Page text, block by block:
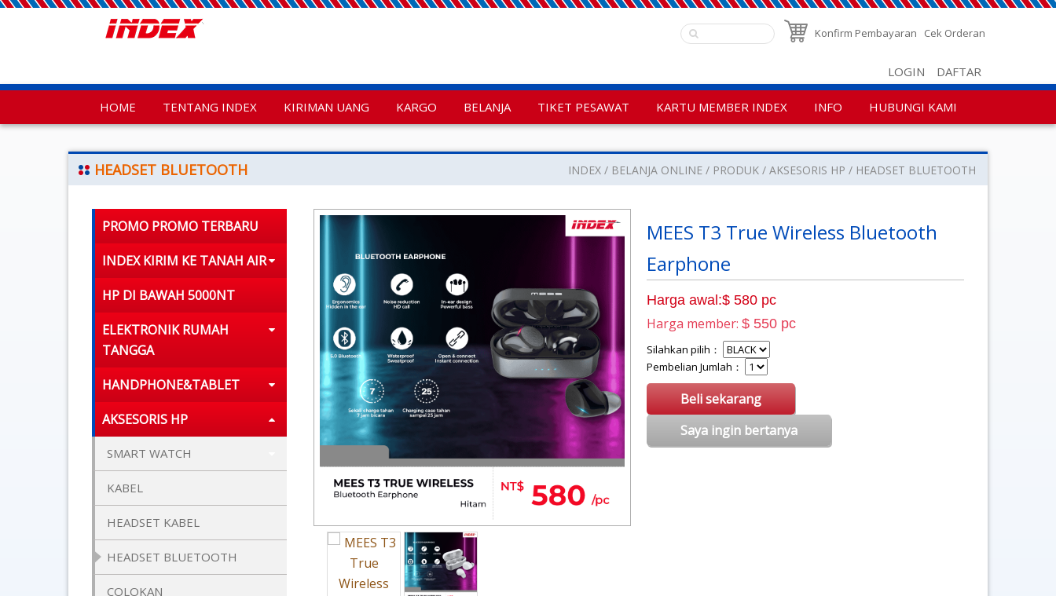
Konfirm Pembayaran Cek Orderan
LOGIN DAFTAR
HOME TENTANG INDEX KIRIMAN UANG KARGO BELANJA TIKET PESAWAT KARTU MEMBER INDEX INFO HUBUNGI KAMI
HEADSET BLUETOOTH INDEX BELANJA ONLINE PRODUK AKSESORIS HP HEADSET BLUETOOTH
PROMO PROMO TERBARU
INDEX KIRIM KE TANAH AIR
HP DI BAWAH 5000NT
ELEKTRONIK RUMAH
TANGGA
HANDPHONE&TABLET
AKSESORIS HP
SMART WATCH
KABEL
HEADSET KABEL
HEADSET BLUETOOTH
COLOKAN
MEES T3 True Wireless Bluetooth
Earphone
Harga awal:$ 580 pc
Harga member:$ 550 pc
Silahkan pilih：
Pembelian Jumlah：
Beli sekarang
Saya ingin bertanya